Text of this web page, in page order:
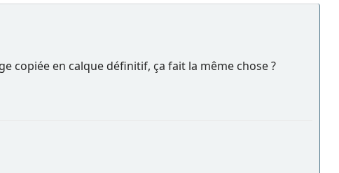
copiée en calque définitif, ça fait la même chose ?